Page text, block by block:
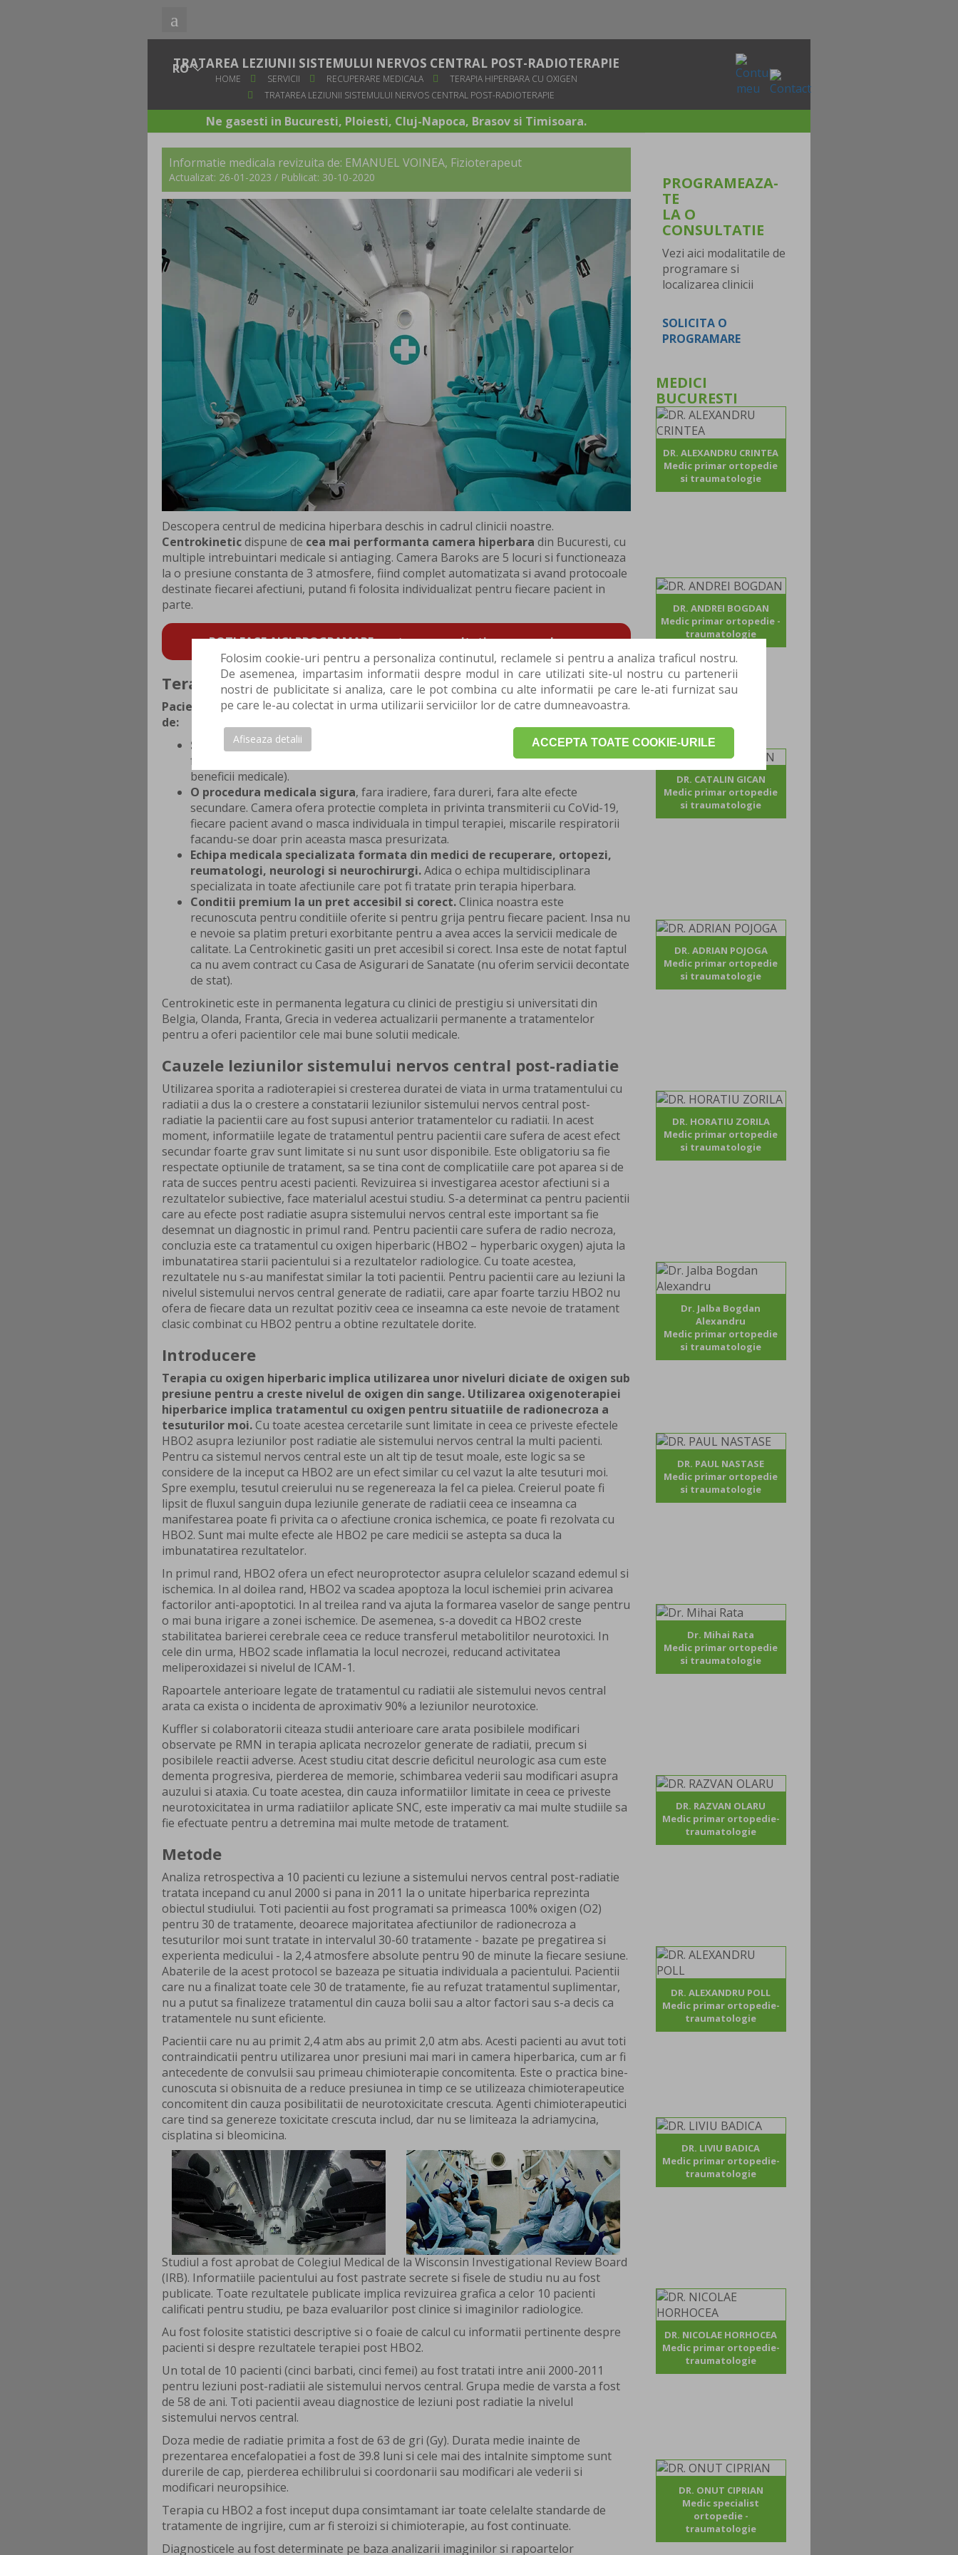
Folosim cookie-uri pentru a personaliza continutul, reclamele si pentru a analiza traficul nostru.
De asemenea, impartasim informatii despre modul in care utilizati site-ul nostru cu partenerii
nostri de publicitate si analiza, care le pot combina cu alte informatii pe care le-ati furnizat sau
pe care le-au colectat in urma utilizarii serviciilor lor de catre dumneavoastra.
ACCEPTA TOATE COOKIE-URILE
Afiseaza detalii
TRATAREA LEZIUNII SISTEMULUI NERVOS CENTRAL POST-RADIOTERAPIE
HOME SERVICII RECUPERARE MEDICALA
TERAPIA HIPERBARA CU OXIGEN
TRATAREA LEZIUNII SISTEMULUI NERVOS CENTRAL POST-RADIOTERAPIE
Ne gasesti in Bucuresti, Ploiesti, Cluj-Napoca, Brasov si Timisoara.
Informatie medicala revizuita de: EMANUEL VOINEA, Fizioterapeut
Actualizat: 26-01-2023 / Publicat: 30-10-2020
Descopera centrul de medicina hiperbara deschis in cadrul clinicii noastre.
Centrokineticdispune de cea mai performanta camera hiperbara din Bucuresti, cu
multiple intrebuintari medicale si antiaging. Camera Baroks are 5 locuri si functioneaza
la o presiune constanta de 3 atmosfere, fiind complet automatizata si avand protocoale
destinate fiecarei afectiuni, putand fi folosita individualizat pentru fiecare pacient in
parte.
POTI FACE AICI PROGRAMARE pentru o consultatie sau o evaluare.
Terapia hiperbara - beneficii
Pacientii care apeleaza la serviciile de terapie hiperbara ale clinicii beneficiaza
de:
Singura camera de terapie hiperbara acreditata medical din Bucuresti , ce
functioneaza la 3 atmosfere (cele de uz estetic merg la 1 atmosfera si nu au
beneficii medicale).
O procedura medicala sigura, fara iradiere, fara dureri, fara alte efecte
secundare. Camera ofera protectie completa in privinta transmiterii cu CoVid-19,
fiecare pacient avand o masca individuala in timpul terapiei, miscarile respiratorii
facandu-se doar prin aceasta masca presurizata.
Echipa medicala specializata formata din medici de recuperare, ortopezi,
reumatologi, neurologi si neurochirurgi.Adica o echipa multidisciplinara
specializata in toate afectiunile care pot fi tratate prin terapia hiperbara.
Conditii premium la un pret accesibil si corect.Clinica noastra este
recunoscuta pentru conditiile oferite si pentru grija pentru fiecare pacient. Insa nu
e nevoie sa platim preturi exorbitante pentru a avea acces la servicii medicale de
calitate. La Centrokinetic gasiti un pret accesibil si corect. Insa este de notat faptul
ca nu avem contract cu Casa de Asigurari de Sanatate (nu oferim servicii decontate
de stat).
Centrokinetic este in permanenta legatura cu clinici de prestigiu si universitati din
Belgia, Olanda, Franta, Grecia in vederea actualizarii permanente a tratamentelor
pentru a oferi pacientilor cele mai bune solutii medicale.
Cauzele leziunilor sistemului nervos central post-radiatie
Utilizarea sporita a radioterapiei si cresterea duratei de viata in urma tratamentului cu
radiatii a dus la o crestere a constatarii leziunilor sistemului nervos central post-
radiatie la pacientii care au fost supusi anterior tratamentelor cu radiatii. In acest
moment, informatiile legate de tratamentul pentru pacientii care sufera de acest efect
secundar foarte grav sunt limitate si nu sunt usor disponibile. Este obligatoriu sa fie
respectate optiunile de tratament, sa se tina cont de complicatiile care pot aparea si de
rata de succes pentru acesti pacienti. Revizuirea si investigarea acestor afectiuni si a
rezultatelor subiective, face materialul acestui studiu. S-a determinat ca pentru pacientii
care au efecte post radiatie asupra sistemului nervos central este important sa fie
desemnat un diagnostic in primul rand. Pentru pacientii care sufera de radio necroza,
concluzia este ca tratamentul cu oxigen hiperbaric (HBO2 – hyperbaric oxygen) ajuta la
imbunatatirea starii pacientului si a rezultatelor radiologice. Cu toate acestea,
rezultatele nu s-au manifestat similar la toti pacientii. Pentru pacientii care au leziuni la
nivelul sistemului nervos central generate de radiatii, care apar foarte tarziu HBO2 nu
ofera de fiecare data un rezultat pozitiv ceea ce inseamna ca este nevoie de tratament
clasic combinat cu HBO2 pentru a obtine rezultatele dorite.
Introducere
Terapia cu oxigen hiperbaric implica utilizarea unor niveluri diciate de oxigen sub
presiune pentru a creste nivelul de oxigen din sange. Utilizarea oxigenoterapiei
hiperbarice implica tratamentul cu oxigen pentru situatiile de radionecroza a
tesuturilor moi.Cu toate acestea cercetarile sunt limitate in ceea ce priveste efectele
HBO2 asupra leziunilor post radiatie ale sistemului nervos central la multi pacienti.
Pentru ca sistemul nervos central este un alt tip de tesut moale, este logic sa se
considere de la inceput ca HBO2 are un efect similar cu cel vazut la alte tesuturi moi.
Spre exemplu, tesutul creierului nu se regenereaza la fel ca pielea. Creierul poate fi
lipsit de fluxul sanguin dupa leziunile generate de radiatii ceea ce inseamna ca
manifestarea poate fi privita ca o afectiune cronica ischemica, ce poate fi rezolvata cu
HBO2. Sunt mai multe efecte ale HBO2 pe care medicii se astepta sa duca la
imbunatatirea rezultatelor.
In primul rand, HBO2 ofera un efect neuroprotector asupra celulelor scazand edemul si
ischemica. In al doilea rand, HBO2 va scadea apoptoza la locul ischemiei prin acivarea
factorilor anti-apoptotici. In al treilea rand va ajuta la formarea vaselor de sange pentru
o mai buna irigare a zonei ischemice. De asemenea, s-a dovedit ca HBO2 creste
stabilitatea barierei cerebrale ceea ce reduce transferul metabolitilor neurotoxici. In
cele din urma, HBO2 scade inflamatia la locul necrozei, reducand activitatea
meliperoxidazei si nivelul de ICAM-1.
Rapoartele anterioare legate de tratamentul cu radiatii ale sistemului nevos central
arata ca exista o incidenta de aproximativ 90% a leziunilor neurotoxice.
Kuffler si colaboratorii citeaza studii anterioare care arata posibilele modificari
observate pe RMN in terapia aplicata necrozelor generate de radiatii, precum si
posibilele reactii adverse. Acest studiu citat descrie deficitul neurologic asa cum este
dementa progresiva, pierderea de memorie, schimbarea vederii sau modificari asupra
auzului si ataxia. Cu toate acestea, din cauza informatiilor limitate in ceea ce priveste
neurotoxicitatea in urma radiatiilor aplicate SNC, este imperativ ca mai multe studiile sa
fie efectuate pentru a detremina mai multe metode de tratament.
Metode
Analiza retrospectiva a 10 pacienti cu leziune a sistemului nervos central post-radiatie
tratata incepand cu anul 2000 si pana in 2011 la o unitate hiperbarica reprezinta
obiectul studiului. Toti pacientii au fost programati sa primeasca 100% oxigen (O2)
pentru 30 de tratamente, deoarece majoritatea afectiunilor de radionecroza a
tesuturilor moi sunt tratate in intervalul 30-60 tratamente - bazate pe pregatirea si
experienta medicului - la 2,4 atmosfere absolute pentru 90 de minute la fiecare sesiune.
Abaterile de la acest protocol se bazeaza pe situatia individuala a pacientului. Pacientii
care nu a finalizat toate cele 30 de tratamente, fie au refuzat tratamentul suplimentar,
nu a putut sa finalizeze tratamentul din cauza bolii sau a altor factori sau s-a decis ca
tratamentele nu sunt eficiente.
Pacientii care nu au primit 2,4 atm abs au primit 2,0 atm abs. Acesti pacienti au avut toti
contraindicatii pentru utilizarea unor presiuni mai mari in camera hiperbarica, cum ar fi
antecedente de convulsii sau primeau chimioterapie concomitenta. Este o practica bine-
cunoscuta si obisnuita de a reduce presiunea in timp ce se utilizeaza chimioterapeutice
concomitent din cauza posibilitatii de neurotoxicitate crescuta. Agenti chimioterapeutici
care tind sa genereze toxicitate crescuta includ, dar nu se limiteaza la adriamycina,
cisplatina si bleomicina.
Studiul a fost aprobat de Colegiul Medical de la Wisconsin Investigational Review Board
(IRB). Informatiile pacientului au fost pastrate secrete si fisele de studiu nu au fost
publicate. Toate rezultatele publicate implica revizuirea grafica a celor 10 pacienti
calificati pentru studiu, pe baza evaluarilor post clinice si imaginilor radiologice.
Au fost folosite statistici descriptive si o foaie de calcul cu informatii pertinente despre
pacienti si despre rezultatele terapiei post HBO2.
Un total de 10 pacienti (cinci barbati, cinci femei) au fost tratati intre anii 2000-2011
pentru leziuni post-radiatii ale sistemului nervos central. Grupa medie de varsta a fost
de 58 de ani. Toti pacientii aveau diagnostice de leziuni post radiatie la nivelul
sistemului nervos central.
Doza medie de radiatie primita a fost de 63 de gri (Gy). Durata medie inainte de
prezentarea encefalopatiei a fost de 39.8 luni si cele mai des intalnite simptome sunt
durerile de cap, pierderea echilibrului si coordonarii sau modificari ale vederii si
modificari neuropsihice.
Terapia cu HBO2 a fost inceput dupa consimtamant iar toate celelalte standarde de
tratamente de ingrijire, cum ar fi steroizi si chimioterapie, au fost continuate.
Diagnosticele au fost determinate pe baza analizarii imaginilor si rapoartelor
PROGRAMEAZA-
TE
LA O
CONSULTATIE
Vezi aici modalitatile de
programare si
localizarea clinicii
SOLICITA O
PROGRAMARE
MEDICI
BUCURESTI
DR. ALEXANDRU CRINTEA
Medic primar ortopedie
si traumatologie
DR. ANDREI BOGDAN
Medic primar ortopedie -
traumatologie
DR. CATALIN GICAN
Medic primar ortopedie
si traumatologie
DR. ADRIAN POJOGA
Medic primar ortopedie
si traumatologie
DR. HORATIU ZORILA
Medic primar ortopedie
si traumatologie
Dr. Jalba Bogdan
Alexandru
Medic primar ortopedie
si traumatologie
DR. PAUL NASTASE
Medic primar ortopedie
si traumatologie
Dr. Mihai Rata
Medic primar ortopedie
si traumatologie
DR. RAZVAN OLARU
Medic primar ortopedie-
traumatologie
DR. ALEXANDRU POLL
Medic primar ortopedie-
traumatologie
DR. LIVIU BADICA
Medic primar ortopedie-
traumatologie
DR. NICOLAE HORHOCEA
Medic primar ortopedie-
traumatologie
DR. ONUT CIPRIAN
Medic specialist
ortopedie -
traumatologie